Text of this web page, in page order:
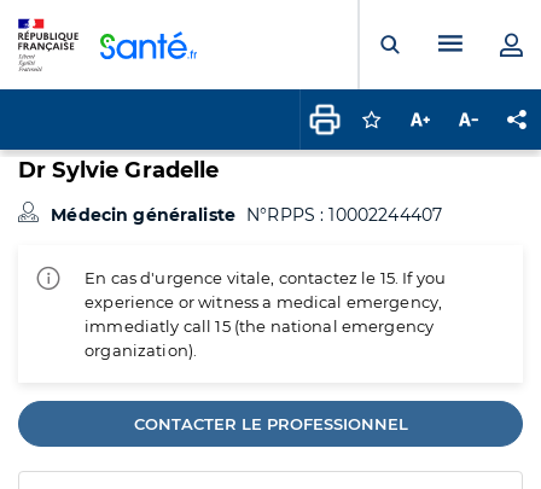
Ouvrir laMenu
Connectez-vous
Augmenter la
Dr Sylvie Gradelle
Médecin généraliste N°RPPS : 10002244407
En cas d'urgence vitale, contactez le 15. If you
experience or witness a medical emergency,
immediatly call 15 (the national emergency
organization).
CONTACTER LE PROFESSIONNEL